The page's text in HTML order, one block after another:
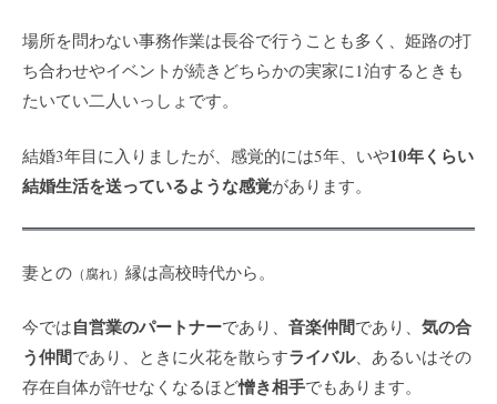
場所を問わない事務作業は長谷で行うことも多く、姫路の打
ち合わせやイベントが続きどちらかの実家に1泊するときも
たいてい二人いっしょです。
結婚3年目に入りましたが、感覚的には5年、いや10年くらい
結婚生活を送っているような感覚があります。
妻との （腐れ） 縁は高校時代から。
今では自営業のパートナーであり、 音楽仲間であり、 気の合
う仲間であり、ときに火花を散らすライバル、あるいはその
存在自体が許せなくなるほど憎き相手でもあります。